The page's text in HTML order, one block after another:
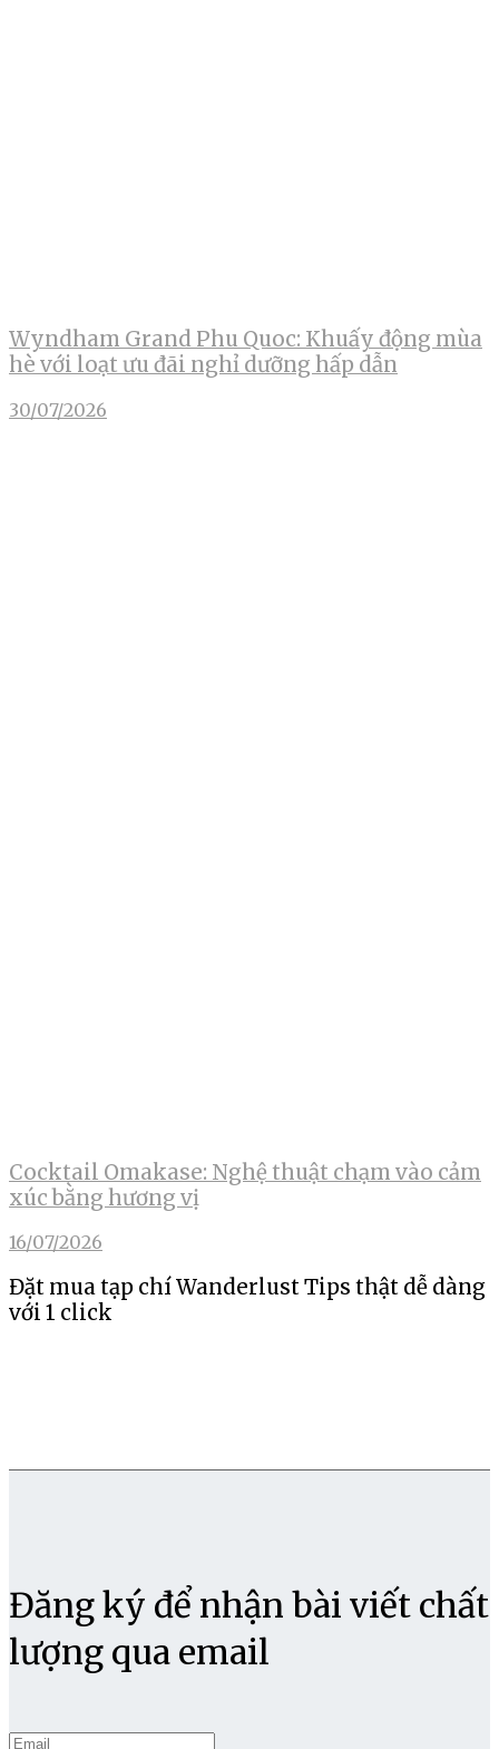
Wyndham Grand Phu Quoc: Khuấy động mùa
hè với loạt ưu đãi nghỉ dưỡng hấp dẫn
30/07/2026
Cocktail Omakase: Nghệ thuật chạm vào cảm
xúc bằng hương vị
16/07/2026
Đặt mua tạp chí Wanderlust Tips thật dễ dàng
với 1 click
Đăng ký để nhận bài viết chất
lượng qua email